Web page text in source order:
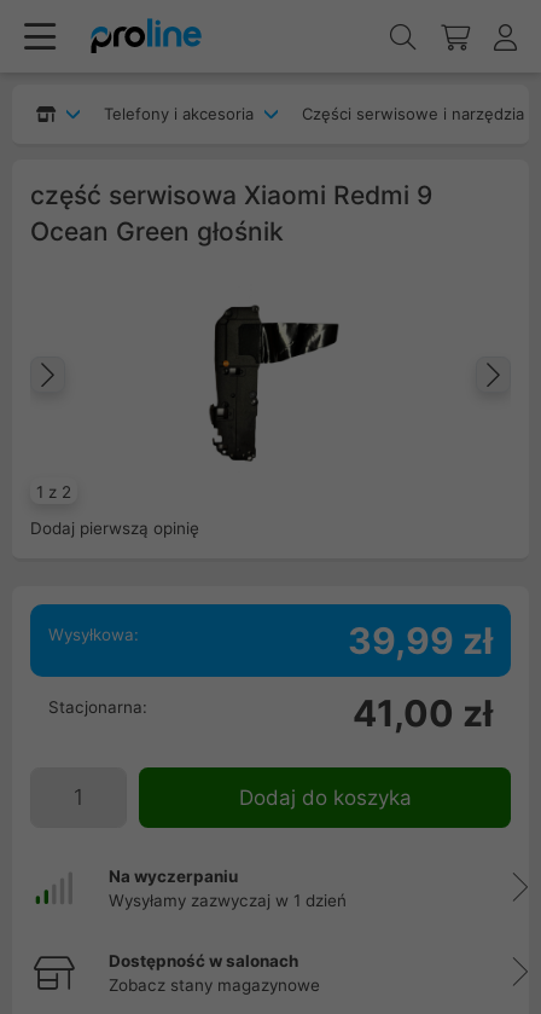
Telefony i akcesoria Części serwisowe i narzędzia
część serwisowa Xiaomi Redmi 9
Ocean Green głośnik
1 z 2
Poprzedni
Dodaj pierwszą opinię
Wysyłkowa: 39,99 zł
Stacjonarna: 41,00 zł
Dodaj do koszyka
Na wyczerpaniu
Wysyłamy zazwyczaj w 1 dzień
Dostępność w salonach
Zobacz stany magazynowe